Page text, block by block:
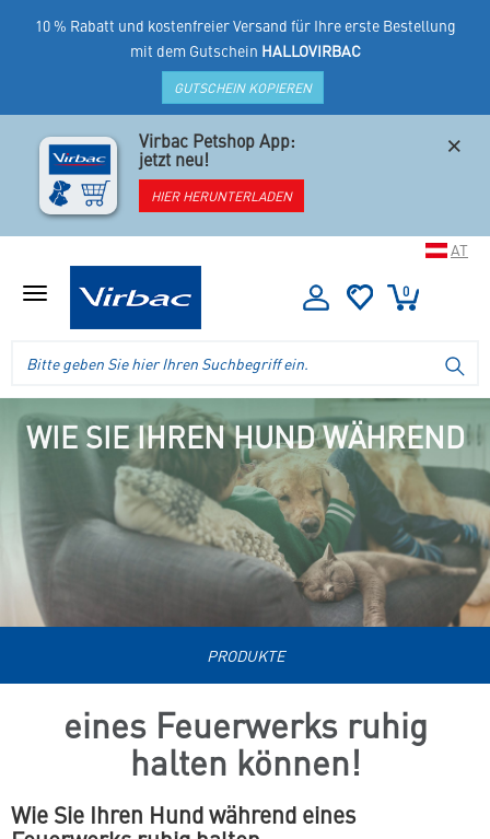
10 % Rabatt und kostenfreier Versand für Ihre erste Bestellung
mit dem Gutschein HALLOVIRBAC
GUTSCHEIN KOPIEREN
Virbac Petshop App:
jetzt neu!
HIER HERUNTERLADEN
×
AT
Menü
Virbac
Ihr
Online
Shop
0
Header
im
mobilen
WIE SIE IHREN HUND WÄHREND
PRODUKTE
eines Feuerwerks ruhig
halten können!
Wie Sie Ihren Hund während eines